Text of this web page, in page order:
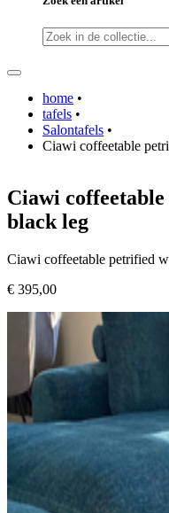
home •
tafels •
Salontafels •
Ciawi coffeetable
Ciawi
black leg
Ciawi coffeetable petrified
€ 395,00